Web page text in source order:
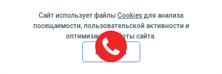
Медицинский администратор
согласует удобное время для
исследования
Сайт использует файлы Cookiesдля анализа
посещаемости, пользовательской активности и
оптимизации работы сайта.
Принять